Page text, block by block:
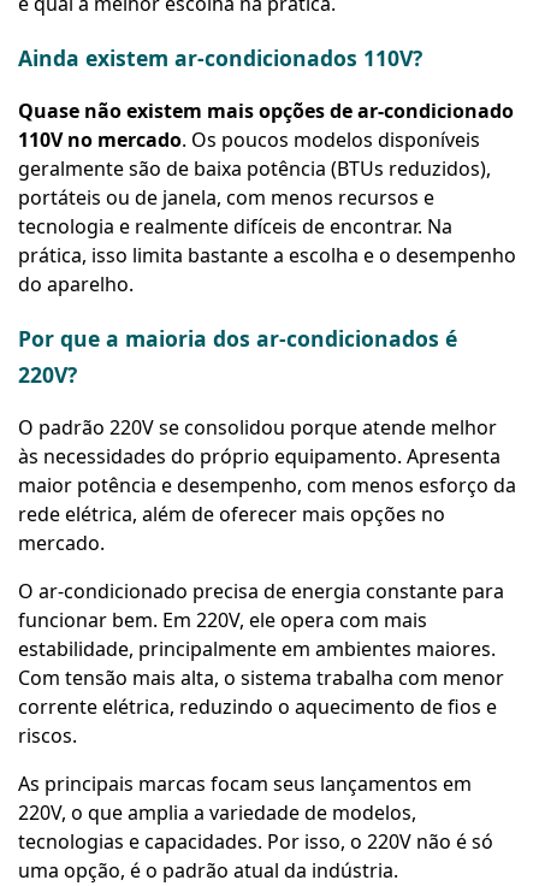
Ainda existem ar-condicionados 110V?
Quase não existem mais opções de ar-condicionado
110V no mercado. Os poucos modelos disponíveis
geralmente são de baixa potência (BTUs reduzidos),
portáteis ou de janela, com menos recursos e
tecnologia e realmente difíceis de encontrar. Na
prática, isso limita bastante a escolha e o desempenho
do aparelho.
Por que a maioria dos ar-condicionados é
220V?
O padrão 220V se consolidou porque atende melhor
às necessidades do próprio equipamento. Apresenta
maior potência e desempenho, com menos esforço da
rede elétrica, além de oferecer mais opções no
mercado.
O ar-condicionado precisa de energia constante para
funcionar bem. Em 220V, ele opera com mais
estabilidade, principalmente em ambientes maiores.
Com tensão mais alta, o sistema trabalha com menor
corrente elétrica, reduzindo o aquecimento de fios e
riscos.
As principais marcas focam seus lançamentos em
220V, o que amplia a variedade de modelos,
tecnologias e capacidades. Por isso, o 220V não é só
uma opção, é o padrão atual da indústria.